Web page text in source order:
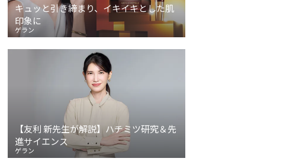
キュッと引き締まり、イキイキとした肌
印象に
ゲラン
【友利 新先生が解説】ハチミツ研究＆先
進サイエンス
ゲラン